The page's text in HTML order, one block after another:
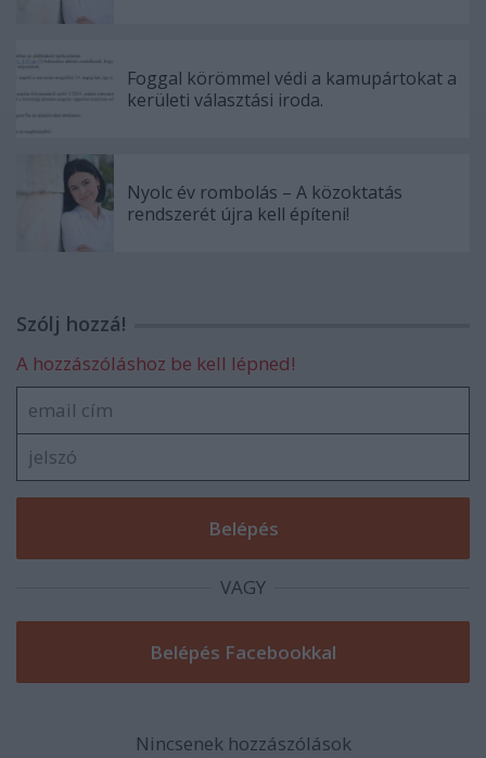
Foggal körömmel védi a kamupártokat a
kerületi választási iroda.
Nyolc év rombolás – A közoktatás
rendszerét újra kell építeni!
Szólj hozzá!
A hozzászóláshoz be kell lépned!
VAGY
Nincsenek hozzászólások